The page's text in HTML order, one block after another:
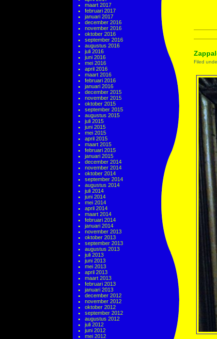
maart 2017
februari 2017
januari 2017
december 2016
november 2016
oktober 2016
september 2016
augustus 2016
juli 2016
juni 2016
mei 2016
april 2016
maart 2016
februari 2016
januari 2016
december 2015
november 2015
oktober 2015
september 2015
augustus 2015
juli 2015
juni 2015
mei 2015
april 2015
maart 2015
februari 2015
januari 2015
december 2014
november 2014
oktober 2014
september 2014
augustus 2014
juli 2014
juni 2014
mei 2014
april 2014
maart 2014
februari 2014
januari 2014
november 2013
oktober 2013
september 2013
augustus 2013
juli 2013
juni 2013
mei 2013
april 2013
maart 2013
februari 2013
januari 2013
december 2012
november 2012
oktober 2012
september 2012
augustus 2012
juli 2012
juni 2012
mei 2012
Filed